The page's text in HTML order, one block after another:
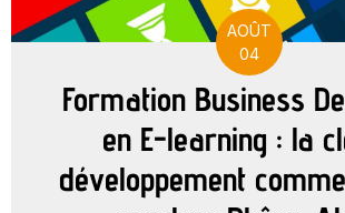
AOÛT
04
Formation Business
en E-learning : la
développement